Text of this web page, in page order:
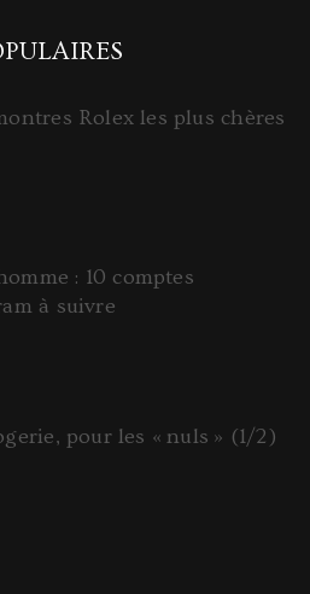
Rolex les plus chères
: 10 comptes
à suivre
pour les « nuls » (1/2)